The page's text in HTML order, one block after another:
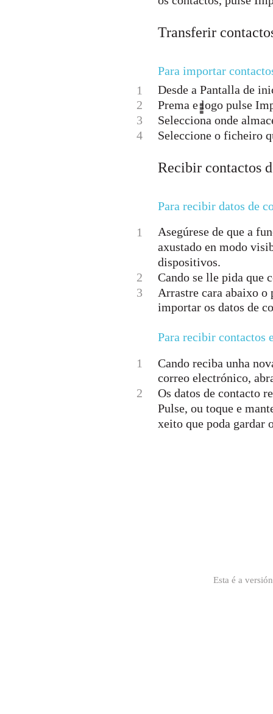
Transferir
Para importar
1
Desde a Pantalla de
2
Prema e logo pulse
3
Selecciona onde
4
Seleccione o ficheiro
Recibir contactos
Para recibir datos de
1
Asegúrese de que a
axustado en modo
dispositivos.
2
Cando se lle pida que
3
Arrastre cara abaixo
importar os datos de
Para recibir contactos
1
Cando reciba unha
correo electrónico,
2
Os datos de contacto
Pulse, ou toque e
xeito que poda gardar
Esta é a